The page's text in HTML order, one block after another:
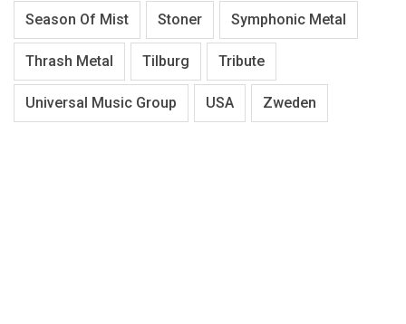
Season Of Mist Stoner Symphonic Metal
Thrash Metal Tilburg Tribute
Universal Music Group USA Zweden